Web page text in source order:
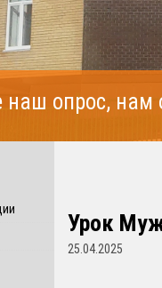
наш опрос,
Урок
25.04.2025